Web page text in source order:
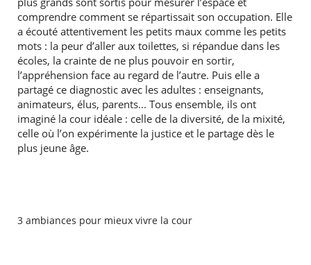
comprendre comment se répartissait son occupation. Elle
a écouté attentivement les petits maux comme les petits
mots : la peur d’aller aux toilettes, si répandue dans les
écoles, la crainte de ne plus pouvoir en sortir,
l’appréhension face au regard de l’autre. Puis elle a
partagé ce diagnostic avec les adultes : enseignants,
animateurs, élus, parents... Tous ensemble, ils ont
imaginé la cour idéale : celle de la diversité, de la mixité,
celle où l’on expérimente la justice et le partage dès le
plus jeune âge.
3 ambiances pour mieux vivre la cour